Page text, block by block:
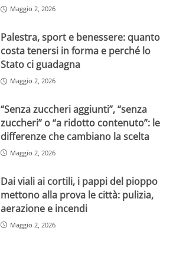
Maggio 2, 2026
Palestra, sport e benessere: quanto
costa tenersi in forma e perché lo
Stato ci guadagna
Maggio 2, 2026
“Senza zuccheri aggiunti”, “senza
zuccheri” o “a ridotto contenuto”: le
differenze che cambiano la scelta
Maggio 2, 2026
Dai viali ai cortili, i pappi del pioppo
mettono alla prova le città: pulizia,
aerazione e incendi
Maggio 2, 2026